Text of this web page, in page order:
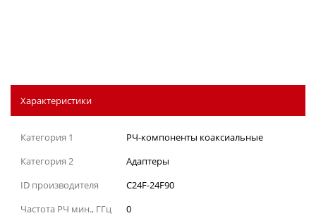
Характеристики
Категория 1
РЧ-компоненты коаксиальные
Категория 2
Адаптеры
ID производителя
C24F-24F90
Частота РЧ мин., ГГц
0